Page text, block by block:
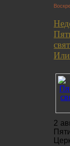
2